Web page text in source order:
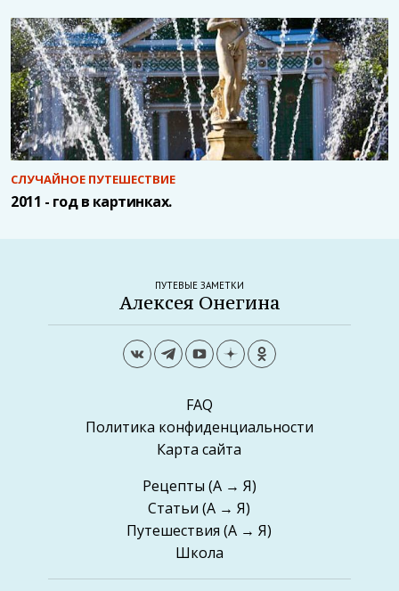
СЛУЧАЙНОЕ ПУТЕШЕСТВИЕ
2011 - год в картинках.
ПУТЕВЫЕ ЗАМЕТКИ
Алексея Онегина
FAQ
Политика конфиденциальности
Карта сайта
Рецепты (А → Я)
Статьи (А → Я)
Путешествия (А → Я)
Школа